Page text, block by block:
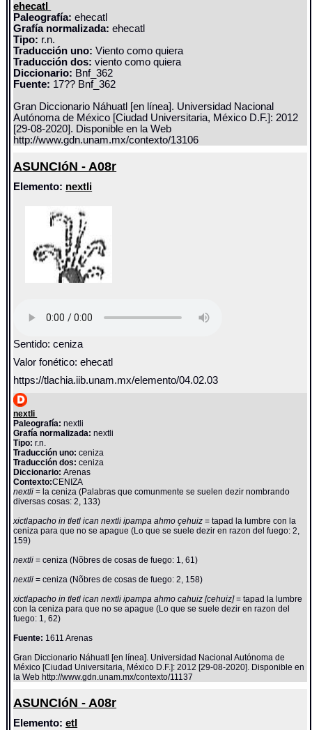
ehecatl
Paleografía: ehecatl
Grafía normalizada: ehecatl
Tipo: r.n.
Traducción uno: Viento como quiera
Traducción dos: viento como quiera
Diccionario: Bnf_362
Fuente: 17?? Bnf_362
Gran Diccionario Náhuatl [en línea]. Universidad Nacional
Autónoma de México [Ciudad Universitaria, México D.F.]: 2012
[29-08-2020]. Disponible en la Web
http://www.gdn.unam.mx/contexto/13106
ASUNCIóN - A08r
Elemento: nextli
Sentido: ceniza
Valor fonético: ehecatl
https://tlachia.iib.unam.mx/elemento/04.02.03
nextli
Paleografía: nextli
Grafía normalizada: nextli
Tipo: r.n.
Traducción uno: ceniza
Traducción dos: ceniza
Diccionario:Arenas
Contexto:CENIZA
nextli= la ceniza (Palabras que comunmente se suelen dezir nombrando
diversas cosas: 2, 133)
xictlapacho in tletl ican nextli ipampa ahmo çehuiz= tapad la lumbre con la
ceniza para que no se apague (Lo que se suele dezir en razon del fuego: 2,
159)
nextli= ceniza (Nõbres de cosas de fuego: 1, 61)
nextli= ceniza (Nõbres de cosas de fuego: 2, 158)
xictlapacho in tletl ican nextli ipampa ahmo cahuiz [cehuiz]= tapad la lumbre
con la ceniza para que no se apague (Lo que se suele dezir en razon del
fuego: 1, 62)
Fuente: 1611 Arenas
Gran Diccionario Náhuatl [en línea]. Universidad Nacional Autónoma de
México [Ciudad Universitaria, México D.F.]: 2012 [29-08-2020]. Disponible en
la Web http://www.gdn.unam.mx/contexto/11137
ASUNCIóN - A08r
Elemento:etl